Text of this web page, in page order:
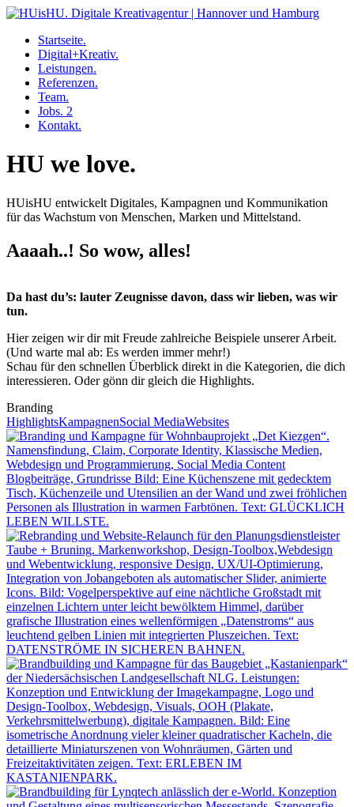
Startseite.
Digital+Kreativ.
Leistungen.
Referenzen.
Team.
Jobs. 2
Kontakt.
Skip
to
HU we love.
HUisHU entwickelt Digitales, Kampagnen und Kommunikation
für das Wachstum von Menschen, Marken und Mittelstand.
Aaaah..! So wow, alles!
Da hast du’s: lauter Zeugnisse davon, dass wir lieben, was wir
tun.
Hier zeigen wir dir mit Freude zahlreiche Beispiele unserer Arbeit.
(Und warte mal ab: Es werden immer mehr!)
Schau für den schnellen Überblick direkt in die Kategorien, die dich
interessieren. Oder gönn dir gleich die Highlights.
Branding
HighlightsKampagnenSocial MediaWebsites